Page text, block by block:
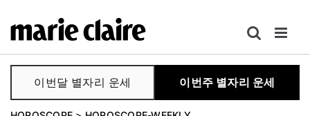
텐
로
너
이번달 별자리 운세 이번주 별자리 운세